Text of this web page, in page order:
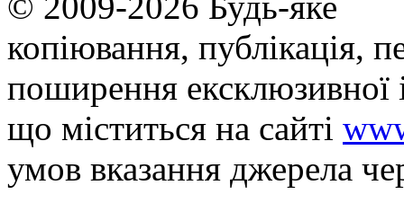
копiювання, публiкацiя,
поширення
що мiститься на сайті
умов вказання джерела